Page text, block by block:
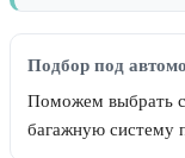
Подбор под
Поможем выбрать
багажную систему